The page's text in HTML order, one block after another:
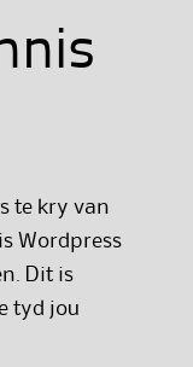
te kry van
Wordpress
Dit is
tyd jou